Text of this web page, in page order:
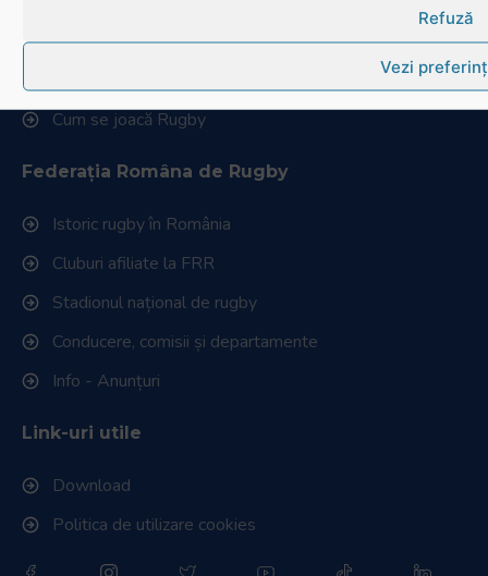
Refuză
Vezi
Transmisii live și reluări
Cum se joacă Rugby
Federația Româna de Rugby
Istoric rugby în România
Cluburi afiliate la FRR
Stadionul național de rugby
Conducere, comisii și departamente
Info - Anunțuri
Link-uri utile
Download
Politica de utilizare cookies